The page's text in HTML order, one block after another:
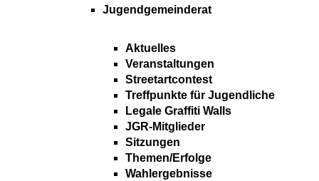
Jugendgemeinderat
Aktuelles
Veranstaltungen
Streetartcontest
Treffpunkte für Jugendliche
Legale Graffiti Walls
JGR-Mitglieder
Sitzungen
Themen/Erfolge
Wahlergebnisse